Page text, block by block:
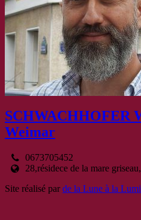
SCHWACHHOFER
Weimar
0673705452
28,résidece de la mare
Site réalisé parde la Lune à la